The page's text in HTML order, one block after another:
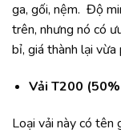
ga, gối, nệm. Độ
trên, nhưng nó có
bỉ, giá thành lại vừa
Vải T200
Loại vải này có tên